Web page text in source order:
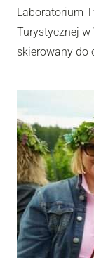
Laboratorium
Turystycznej w
skierowany do